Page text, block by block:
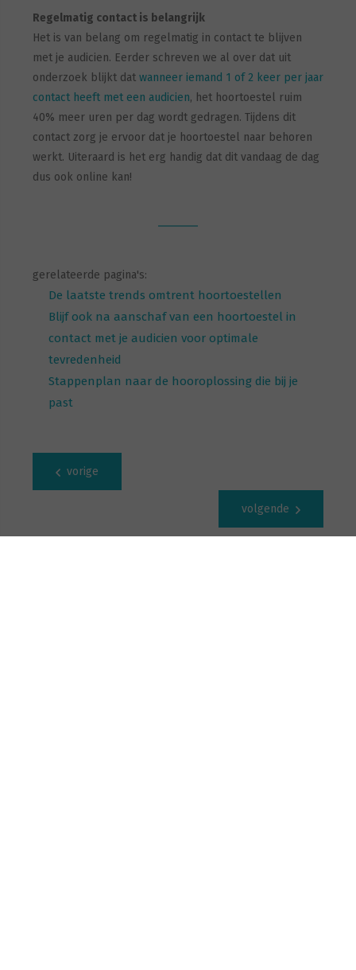
Regelmatig contact is belangrijk
Het is van belang om regelmatig in contact te blijven
met je audicien. Eerder schreven we al over dat uit
onderzoek blijkt dat wanneer iemand 1 of 2 keer per jaar
contact heeft met een audicien, het hoortoestel ruim
40% meer uren per dag wordt gedragen. Tijdens dit
contact zorg je ervoor dat je hoortoestel naar behoren
werkt. Uiteraard is het erg handig dat dit vandaag de dag
dus ook online kan!
gerelateerde pagina's:
De laatste trends omtrent hoortoestellen
Blijf ook na aanschaf van een hoortoestel in
contact met je audicien voor optimale
tevredenheid
Stappenplan naar de hooroplossing die bij je
past
vorige
volgende